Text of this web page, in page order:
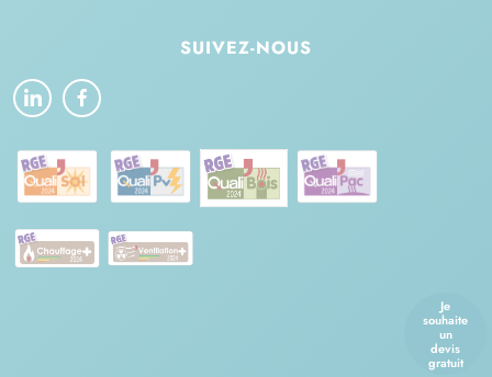
Je
souhaite
un
devis
gratuit
SUIVEZ-NOUS